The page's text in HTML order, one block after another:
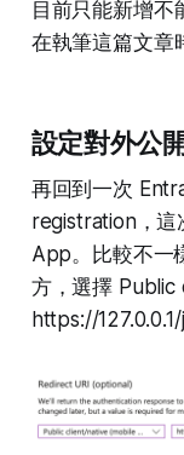
目前只能新增
在執筆這篇文章
設定對外公
再回到一次
registration，這
App。比較不一
方，選擇 Public
https://